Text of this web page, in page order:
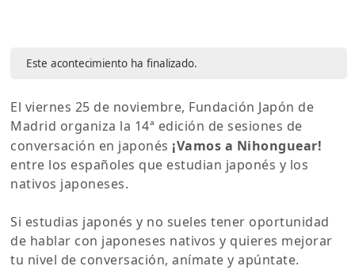
Este acontecimiento ha finalizado.
El viernes 25 de noviembre, Fundación Japón de
Madrid organiza la 14ª edición de sesiones de
conversación en japonés ¡Vamos a Nihonguear!
entre los españoles que estudian japonés y los
nativos japoneses.
Si estudias japonés y no sueles tener oportunidad
de hablar con japoneses nativos y quieres mejorar
tu nivel de conversación, anímate y apúntate.